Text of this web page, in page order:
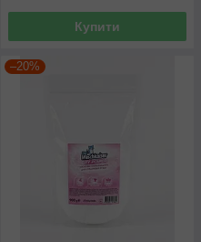
Купити
–20%